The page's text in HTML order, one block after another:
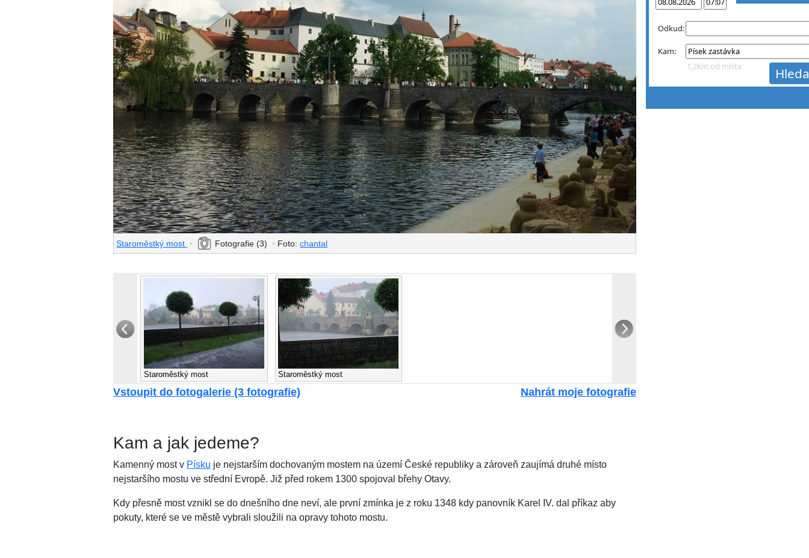
Staroměstký most • Fotografie (3) • Foto:chantal
Staroměstký most Staroměstký most
Nahrát moje fotografie
Vstoupit do fotogalerie (3 fotografie)
Kam a jak jedeme?
Kamenný most v Písku je nejstarším dochovaným mostem na území České republiky a zároveň zaujímá druhé místo
nejstaršího mostu ve střední Evropě. Již před rokem 1300 spojoval břehy Otavy.
Kdy přesně most vznikl se do dnešního dne neví, ale první zmínka je z roku 1348 kdy panovník Karel IV. dal příkaz aby
pokuty, které se ve městě vybrali sloužili na opravy tohoto mostu.
Odkud:
Kam:
1,2km od místa